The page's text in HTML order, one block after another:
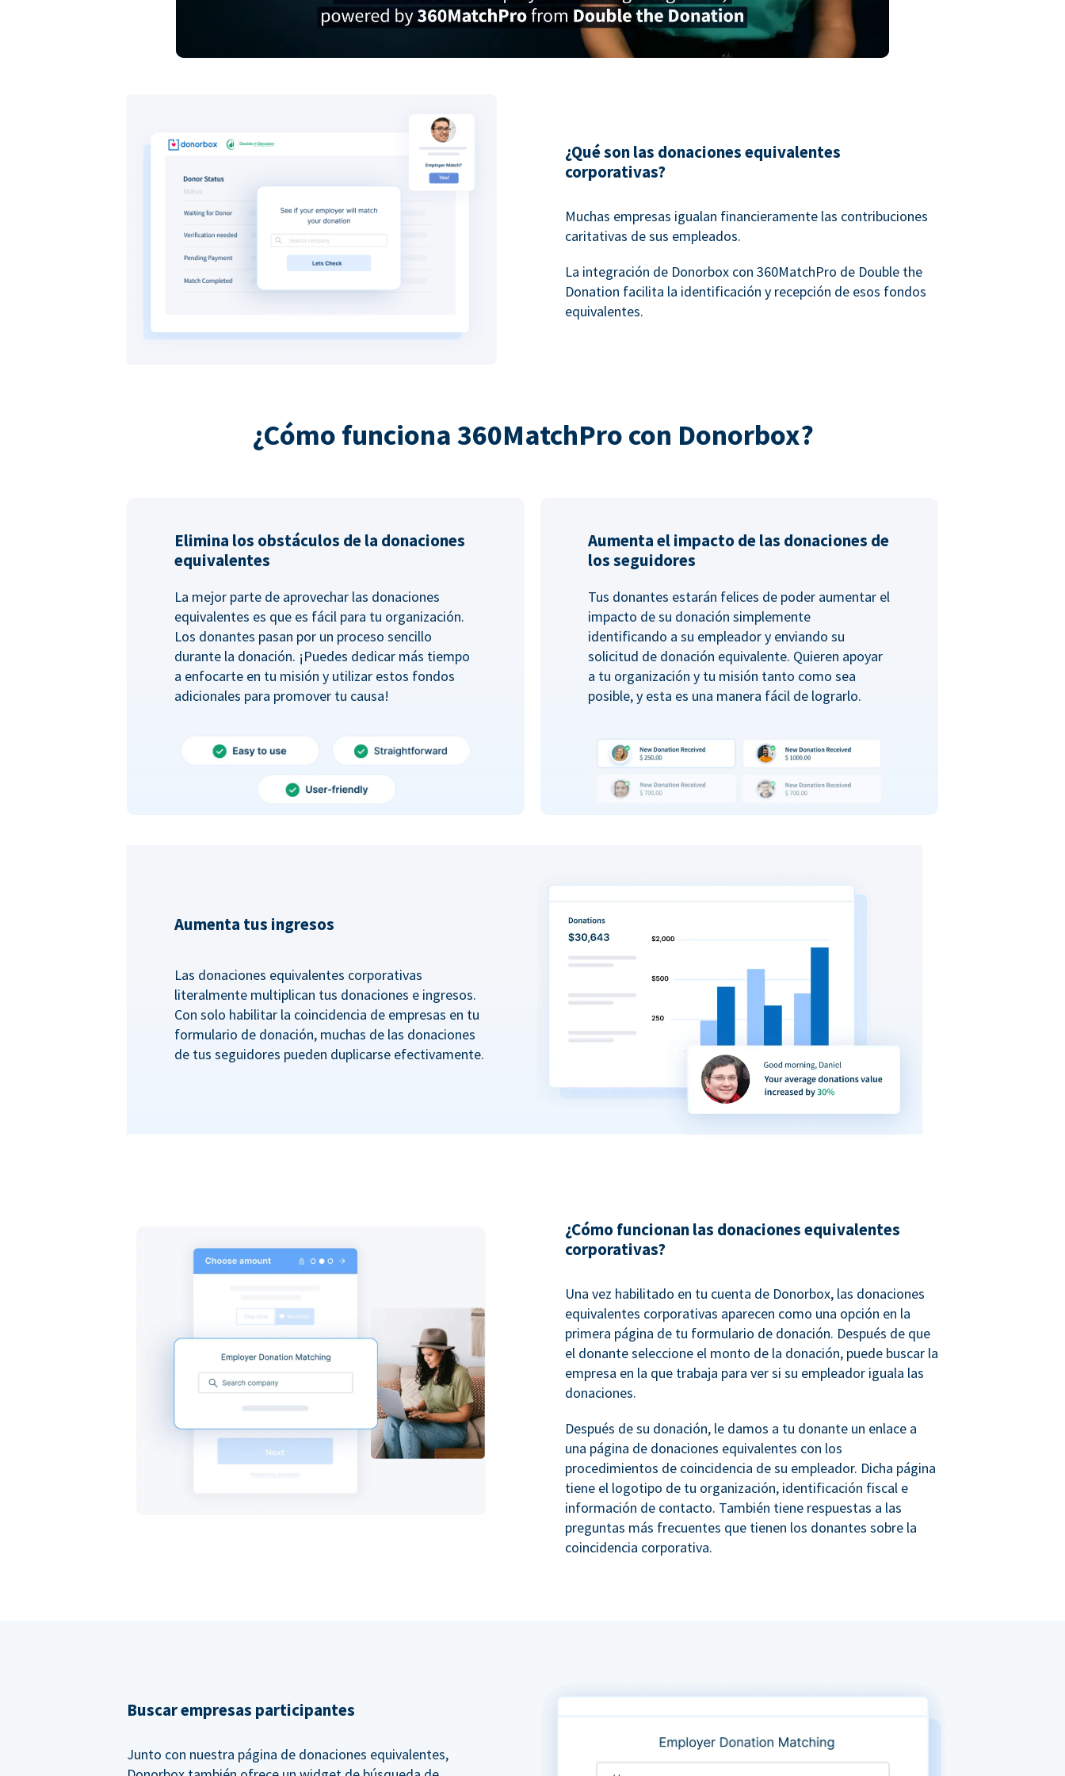
¿Qué son las donaciones equivalentes
corporativas?
Muchas empresas igualan financieramente las contribuciones
caritativas de sus empleados.
La integración de Donorbox con 360MatchPro de Double the
Donation facilita la identificación y recepción de esos fondos
equivalentes.
¿Cómo funciona 360MatchPro con Donorbox?
Elimina los obstáculos de la donaciones
equivalentes
La mejor parte de aprovechar las donaciones
equivalentes es que es fácil para tu organización.
Los donantes pasan por un proceso sencillo
durante la donación. ¡Puedes dedicar más tiempo
a enfocarte en tu misión y utilizar estos fondos
adicionales para promover tu causa!
Aumenta el impacto de las donaciones de
los seguidores
Tus donantes estarán felices de poder aumentar el
impacto de su donación simplemente
identificando a su empleador y enviando su
solicitud de donación equivalente. Quieren apoyar
a tu organización y tu misión tanto como sea
posible, y esta es una manera fácil de lograrlo.
Aumenta tus ingresos
Las donaciones equivalentes corporativas
literalmente multiplican tus donaciones e ingresos.
Con solo habilitar la coincidencia de empresas en tu
formulario de donación, muchas de las donaciones
de tus seguidores pueden duplicarse efectivamente.
¿Cómo funcionan las donaciones equivalentes
corporativas?
Una vez habilitado en tu cuenta de Donorbox, las donaciones
equivalentes corporativas aparecen como una opción en la
primera página de tu formulario de donación. Después de que
el donante seleccione el monto de la donación, puede buscar la
empresa en la que trabaja para ver si su empleador iguala las
donaciones.
Después de su donación, le damos a tu donante un enlace a
una página de donaciones equivalentes con los
procedimientos de coincidencia de su empleador. Dicha página
tiene el logotipo de tu organización, identificación fiscal e
información de contacto. También tiene respuestas a las
preguntas más frecuentes que tienen los donantes sobre la
coincidencia corporativa.
Buscar empresas participantes
Junto con nuestra página de donaciones equivalentes,